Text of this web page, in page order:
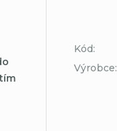
Kód:
Výrobce: